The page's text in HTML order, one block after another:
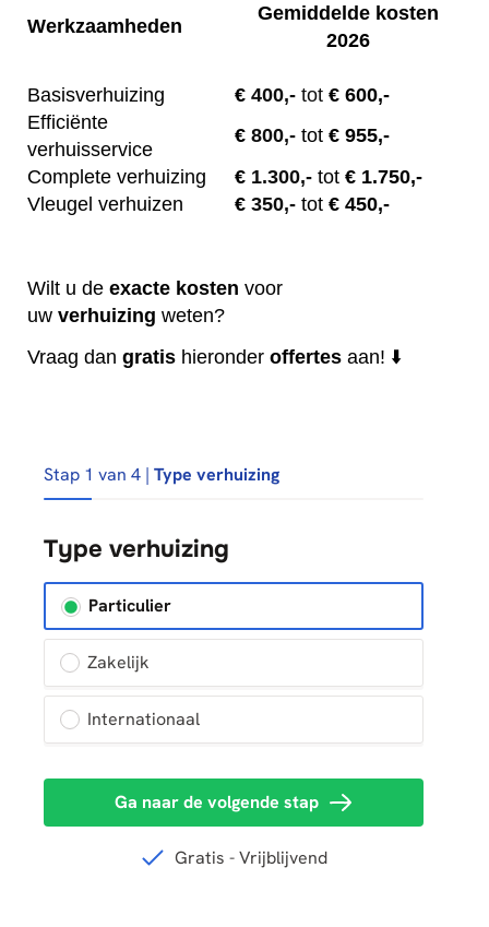
Werkzaamheden
Gemiddelde kosten
2026
Basisverhuizing € 400,- tot € 600,-
Efficiënte
verhuisservice
€ 800,- tot € 955,-
Complete verhuizing
€ 1.300,- tot € 1.750,-
Vleugel verhuizen
€ 350,- tot € 450,-
Wilt u de exacte kosten voor
uw verhuizing weten?
Vraag dan gratis hieronder offertes aan! ⬇️